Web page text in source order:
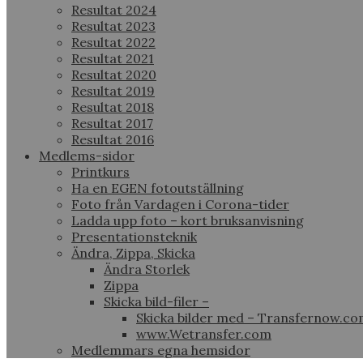
Resultat 2024
Resultat 2023
Resultat 2022
Resultat 2021
Resultat 2020
Resultat 2019
Resultat 2018
Resultat 2017
Resultat 2016
Medlems-sidor
Printkurs
Ha en EGEN fotoutställning
Foto från Vardagen i Corona-tider
Ladda upp foto – kort bruksanvisning
Presentationsteknik
Ändra, Zippa, Skicka
Ändra Storlek
Zippa
Skicka bild-filer –
Skicka bilder med –
www.Wetransfer.com
Medlemmars egna hemsidor